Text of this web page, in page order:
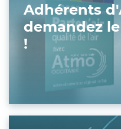
Adhérents
demandez
!